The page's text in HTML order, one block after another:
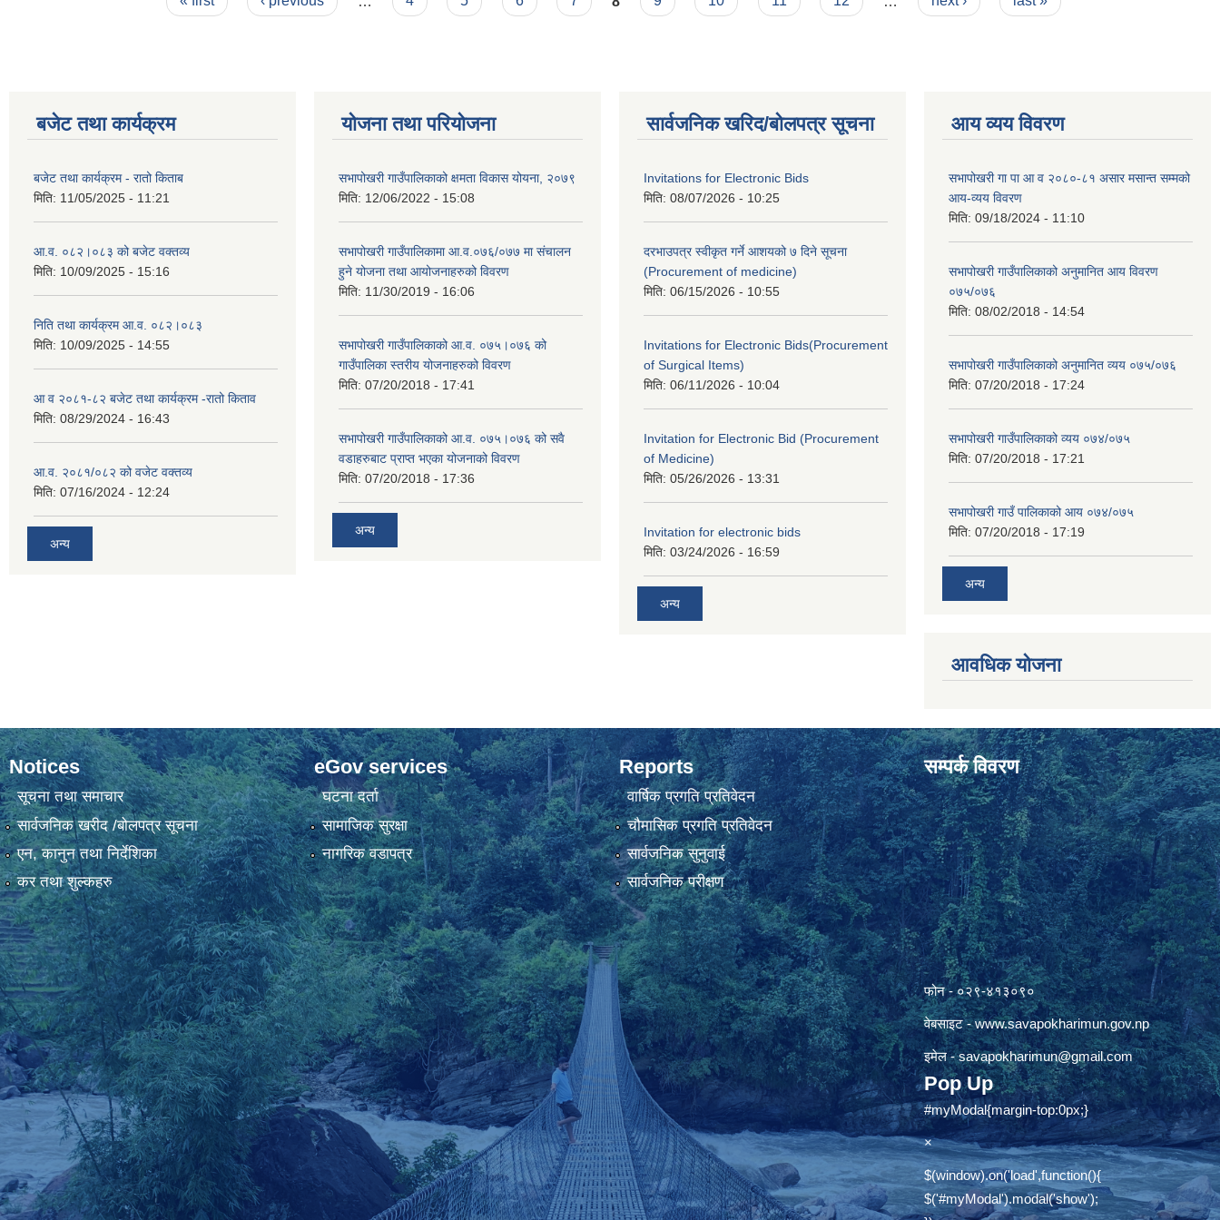
बजेट तथा कार्यक्रम
बजेट तथा कार्यक्रम - रातो किताब
मिति: 11/05/2025 - 11:21
आ.व. ०८२।०८३ को बजेट वक्तव्य
मिति: 10/09/2025 - 15:16
निति तथा कार्यक्रम आ.व. ०८२।०८३
मिति: 10/09/2025 - 14:55
आ व २०८१-८२ बजेट तथा कार्यक्रम -रातो किताव
मिति: 08/29/2024 - 16:43
आ.व. २०८१/०८२ को वजेट वक्तव्य
मिति: 07/16/2024 - 12:24
अन्य
योजना तथा परियोजना
सभापोखरी गाउँपालिकाको क्षमता विकास योयना, २०७९
मिति: 12/06/2022 - 15:08
सभापोखरी गाउँपालिकामा आ.व.०७६/०७७ मा संचालन
हुने योजना तथा आयोजनाहरुको विवरण
मिति: 11/30/2019 - 16:06
सभापोखरी गाउँपालिकाको आ.व. ०७५।०७६ को
गाउँपालिका स्तरीय योजनाहरुको विवरण
मिति: 07/20/2018 - 17:41
सभापोखरी गाउँपालिकाको आ.व. ०७५।०७६ को सवै
वडाहरुबाट प्राप्त भएका योजनाको विवरण
मिति: 07/20/2018 - 17:36
अन्य
सार्वजनिक खरिद/बोलपत्र सूचना
Invitations for Electronic Bids
मिति: 08/07/2026 - 10:25
दरभाउपत्र स्वीकृत गर्ने आशयको ७ दिने सूचना
(Procurement of medicine)
मिति: 06/15/2026 - 10:55
Invitations for Electronic Bids(Procurement
of Surgical Items)
मिति: 06/11/2026 - 10:04
Invitation for Electronic Bid (Procurement
of Medicine)
मिति: 05/26/2026 - 13:31
Invitation for electronic bids
मिति: 03/24/2026 - 16:59
अन्य
आय व्यय विवरण
सभापोखरी गा पा आ व २०८०-८१ असार मसान्त सम्मको
आय-व्यय विवरण
मिति: 09/18/2024 - 11:10
सभापोखरी गाउँपालिकाको अनुमानित आय विवरण
०७५/०७६
मिति: 08/02/2018 - 14:54
सभापोखरी गाउँपालिकाको अनुमानित व्यय ०७५/०७६
मिति: 07/20/2018 - 17:24
सभापोखरी गाउँपालिकाको व्यय ०७४/०७५
मिति: 07/20/2018 - 17:21
सभापोखरी गाउँ पालिकाको आय ०७४/०७५
मिति: 07/20/2018 - 17:19
अन्य
आवधिक योजना
Notices
सूचना तथा समाचार
सार्वजनिक खरीद /बोलपत्र सूचना
एन, कानुन तथा निर्देशिका
कर तथा शुल्कहरु
eGov services
घटना दर्ता
सामाजिक सुरक्षा
नागरिक वडापत्र
Reports
वार्षिक प्रगति प्रतिवेदन
चौमासिक प्रगति प्रतिवेदन
सार्वजनिक सुनुवाई
सार्वजनिक परीक्षण
सम्पर्क विवरण
फोन - ०२९-४१३०९०
वेबसाइट -www.savapokharimun.gov.np
इमेल -savapokharimun@gmail.com
Pop Up
#myModal{margin-top:0px;}
×
$(window).on('load',function(){
$('#myModal').modal('show');